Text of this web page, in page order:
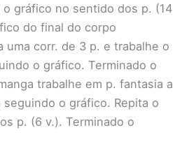
o gráfico no sentido dos p. (14
do final do corpo
uma corr. de 3 p. e trabalhe o
o gráfico. Terminado o
trabalhe em p. fantasia a
o gráfico. Repita o
p. (6 v.). Terminado o